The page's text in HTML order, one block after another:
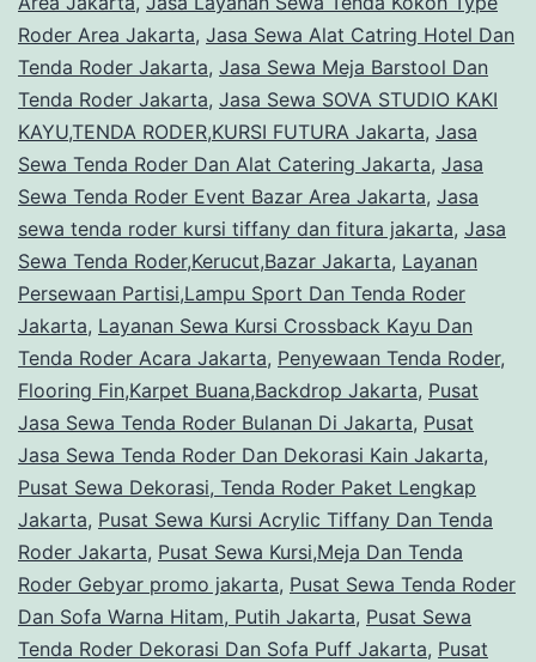
Prima
Jakarta
Roder Area Jakarta, Jasa Sewa Alat Catring Hotel Dan
Tenda Roder Jakarta, Jasa Sewa Meja Barstool Dan
Tenda Roder Jakarta, Jasa Sewa SOVA STUDIO KAKI
KAYU,TENDA RODER,KURSI FUTURA Jakarta, Jasa
Sewa Tenda Roder Dan Alat Catering Jakarta, Jasa
Sewa Tenda Roder Event Bazar Area Jakarta, Jasa
sewa tenda roder kursi tiffany dan fitura jakarta, Jasa
Sewa Tenda Roder,Kerucut,Bazar Jakarta, Layanan
Persewaan Partisi,Lampu Sport Dan Tenda Roder
Jakarta, Layanan Sewa Kursi Crossback Kayu Dan
Tenda Roder Acara Jakarta, Penyewaan Tenda Roder,
Flooring Fin,Karpet Buana,Backdrop Jakarta, Pusat
Jasa Sewa Tenda Roder Bulanan Di Jakarta, Pusat
Jasa Sewa Tenda Roder Dan Dekorasi Kain Jakarta,
Pusat Sewa Dekorasi, Tenda Roder Paket Lengkap
Jakarta, Pusat Sewa Kursi Acrylic Tiffany Dan Tenda
Roder Jakarta, Pusat Sewa Kursi,Meja Dan Tenda
Roder Gebyar promo jakarta, Pusat Sewa Tenda Roder
Dan Sofa Warna Hitam, Putih Jakarta, Pusat Sewa
Tenda Roder Dekorasi Dan Sofa Puff Jakarta, Pusat